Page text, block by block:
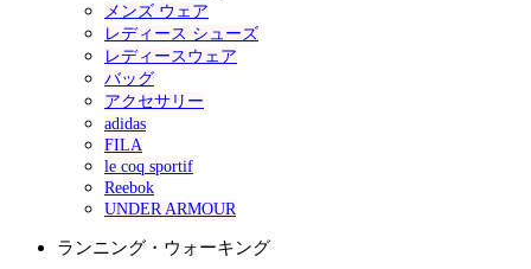
メンズ ウェア
レディース シューズ
レディースウェア
バッグ
アクセサリー
adidas
FILA
le coq sportif
Reebok
UNDER ARMOUR
ランニング・ウォーキング